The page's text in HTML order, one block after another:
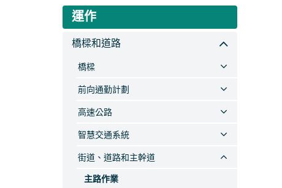
運作
橋樑和道路
橋樑
前向通勤計劃
高速公路
智慧交通系統
街道、道路和主幹道
主路作業